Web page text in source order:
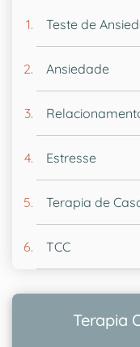
Teste de
Ansiedade
Estresse
Terapia de
TCC
Terapia